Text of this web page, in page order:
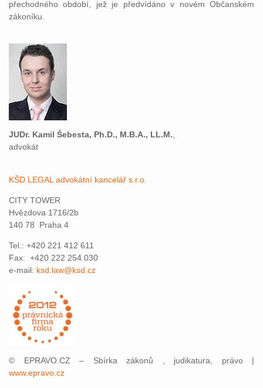
přechodného období, jež je předvídáno v novém Občanském
zákoníku.
JUDr. Kamil Šebesta, Ph.D., M.B.A., LL.M.
advokát
KŠD LEGAL advokátní kancelář s.r.o.
CITY TOWER
Hvězdova 1716/2b
140 78 Praha 4
Tel.: +420 221 412 611
Fax: +420 222 254 030
e-mail: ksd.law@ksd.cz
© EPRAVO.CZ – Sbírka zákonů , judikatura, právo |
www.epravo.cz